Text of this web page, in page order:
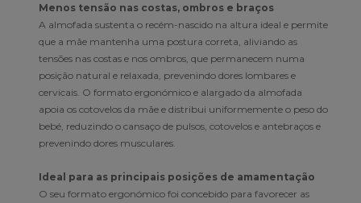
Menos tensão nas costas, ombros e braços
A almofada sustenta o recém-nascido na altura ideal e permite
que a mãe mantenha uma postura correta, aliviando as
tensões nas costas e nos ombros, que permanecem numa
posição natural e relaxada, prevenindo dores lombares e
cervicais. O formato ergonómico e alargado da almofada
apoia os cotovelos da mãe e distribui uniformemente o peso do
bebé, reduzindo o cansaço de pulsos, cotovelos e antebraços e
prevenindo dores musculares.
Ideal para as principais posições de amamentação
O seu formato ergonómico foi concebido para favorecer as